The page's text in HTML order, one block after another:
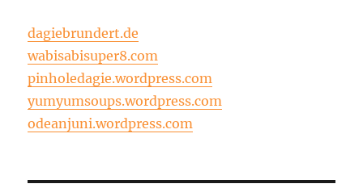
dagiebrundert.de
wabisabisuper8.com
pinholedagie.wordpress.com
yumyumsoups.wordpress.com
odeanjuni.wordpress.com